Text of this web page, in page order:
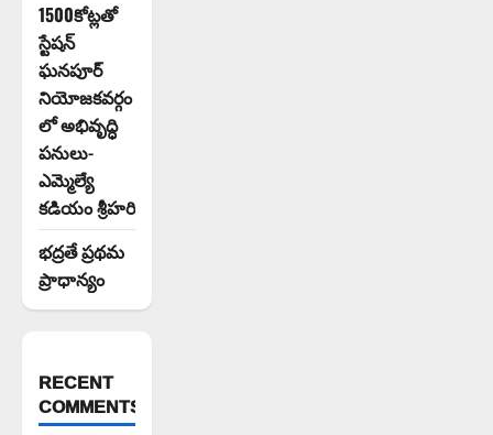
1500కోట్లతో
స్టేషన్
ఘనపూర్
నియోజకవర్గం
లో అభివృద్ధి
పనులు-
ఎమ్మెల్యే
కడియం శ్రీహరి
భద్రతే ప్రథమ
ప్రాధాన్యం
RECENT
COMMENTS